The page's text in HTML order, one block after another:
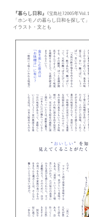
『暮らし日和』 (宝島社)2005年Vol.1
「ホンモノの暮らし日和を探して」
イラスト・文とも